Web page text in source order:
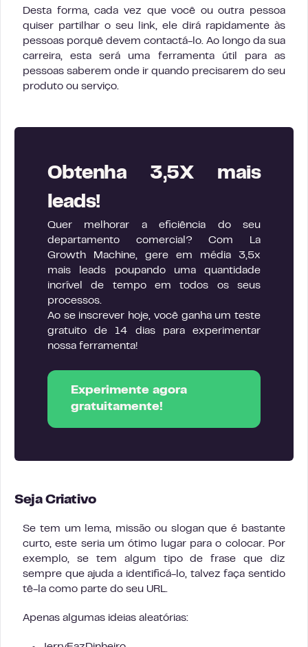
Desta forma, cada vez que você ou outra pessoa
quiser partilhar o seu link, ele dirá rapidamente às
pessoas porquê devem contactá-lo. Ao longo da sua
carreira, esta será uma ferramenta útil para as
pessoas saberem onde ir quando precisarem do seu
produto ou serviço.
Obtenha 3,5X mais
leads!
Quer melhorar a eficiência do seu
departamento comercial? Com La
Growth Machine, gere em média 3,5x
mais leads poupando uma quantidade
incrível de tempo em todos os seus
processos.
Ao se inscrever hoje, você ganha um teste
gratuito de 14 dias para experimentar
nossa ferramenta!
Experimente agora
gratuitamente!
Seja Criativo
Se tem um lema, missão ou slogan que é bastante
curto, este seria um ótimo lugar para o colocar. Por
exemplo, se tem algum tipo de frase que diz
sempre que ajuda a identificá-lo, talvez faça sentido
tê-la como parte do seu URL.
Apenas algumas ideias aleatórias: